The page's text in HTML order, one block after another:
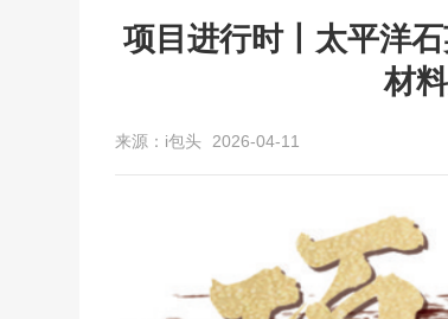
项目进行时丨太平洋
材
来源：i包头 2026-04-11